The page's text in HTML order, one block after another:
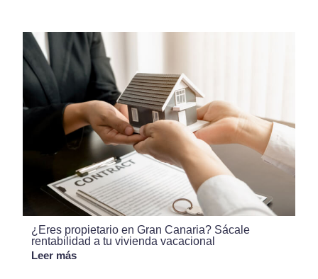
¿Eres propietario en Gran Canaria? Sácale
rentabilidad a tu vivienda vacacional
Leer más